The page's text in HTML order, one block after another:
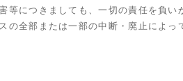
等につきましても、一切の責任を負
の全部または一部の中断・廃止によ